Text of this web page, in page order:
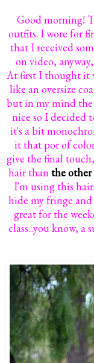
Good morning!
outfits. I wore for
that I received
on video,
At first I thought it
like an oversize
but in my mind the
nice so I decided
it's a bit
it that por of
give the final
hair thanthe
I'm using this
hide my fringe
great for the
class...you know,